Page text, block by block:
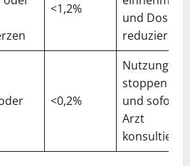
<1,2%
und Dosis
reduzieren
<0,2%
Nutzung
stoppen
und sofort
Arzt
konsultieren